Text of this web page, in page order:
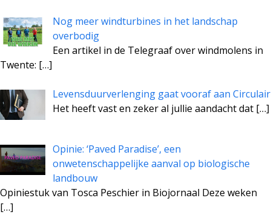
Nog meer windturbines in het landschap
overbodig
Een artikel in de Telegraaf over windmolens in
Twente: […]
Levensduurverlenging gaat vooraf aan Circulair
Het heeft vast en zeker al jullie aandacht dat […]
Opinie: ‘Paved Paradise’, een
onwetenschappelijke aanval op biologische
landbouw
Opiniestuk van Tosca Peschier in Biojornaal Deze weken
[…]